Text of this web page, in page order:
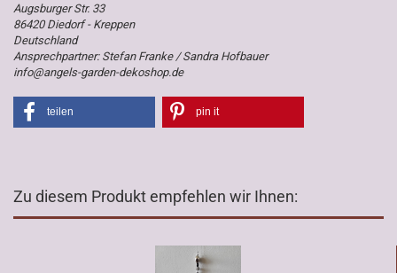
Augsburger Str. 33
86420 Diedorf - Kreppen
Deutschland
Ansprechpartner: Stefan Franke / Sandra Hofbauer
info@angels-garden-dekoshop.de
teilen pin it
Zu diesem Produkt empfehlen wir Ihnen: